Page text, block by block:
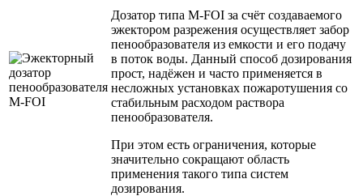
Дозатор типа M-FOI за счёт создаваемого
эжектором разрежения осуществляет забор
пенообразователя из емкости и его подачу
в поток воды. Данный способ дозирования
прост, надёжен и часто применяется в
несложных установках пожаротушения со
стабильным расходом раствора
пенообразователя.
При этом есть ограничения, которые
значительно сокращают область
применения такого типа систем
дозирования.